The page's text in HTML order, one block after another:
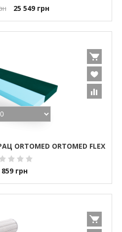
25 549 грн
ORTOMED FLEX
859 грн